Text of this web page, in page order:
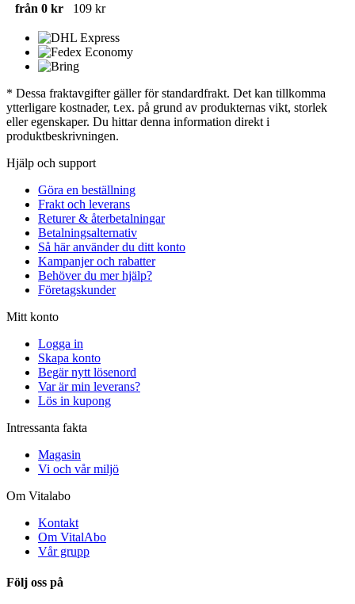
från 0 kr
109 kr
* Dessa fraktavgifter gäller för standardfrakt. Det kan tillkomma
ytterligare kostnader, t.ex. på grund av produkternas vikt, storlek
eller egenskaper. Du hittar denna information direkt i
produktbeskrivningen.
Hjälp och support
Göra en beställning
Frakt och leverans
Returer & återbetalningar
Betalningsalternativ
Så här använder du ditt konto
Kampanjer och rabatter
Behöver du mer hjälp?
Företagskunder
Mitt konto
Logga in
Skapa konto
Begär nytt lösenord
Var är min leverans?
Lös in kupong
Intressanta fakta
Magasin
Vi och vår miljö
Om Vitalabo
Kontakt
Om VitalAbo
Vår grupp
Följ oss på